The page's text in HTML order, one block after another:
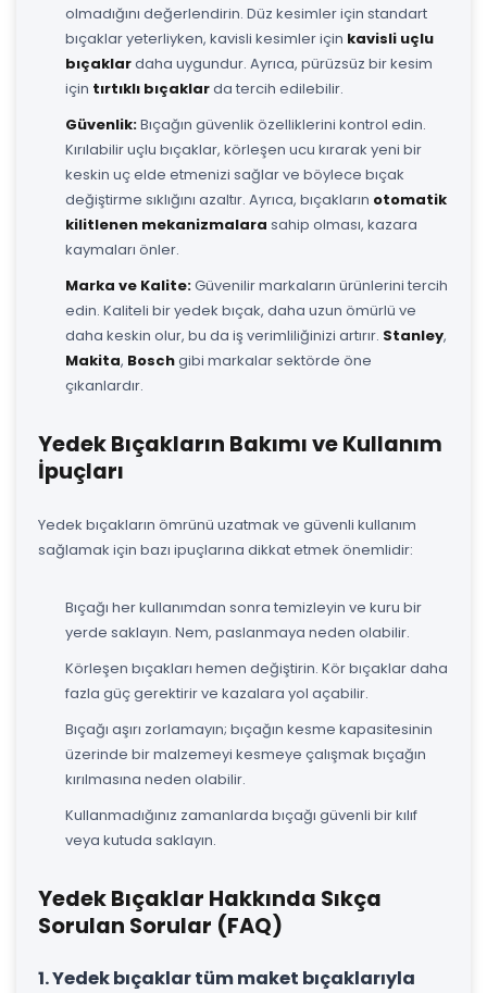
olmadığını değerlendirin. Düz kesimler için standart
bıçaklar yeterliyken, kavisli kesimler için kavisli uçlu
bıçaklardaha uygundur. Ayrıca, pürüzsüz bir kesim
için tırtıklı bıçaklarda tercih edilebilir.
Güvenlik:Bıçağın güvenlik özelliklerini kontrol edin.
Kırılabilir uçlu bıçaklar, körleşen ucu kırarak yeni bir
keskin uç elde etmenizi sağlar ve böylece bıçak
değiştirme sıklığını azaltır. Ayrıca, bıçakların otomatik
kilitlenen mekanizmalara sahip olması, kazara
kaymaları önler.
Marka ve Kalite:Güvenilir markaların ürünlerini tercih
edin. Kaliteli bir yedek bıçak, daha uzun ömürlü ve
daha keskin olur, bu da iş verimliliğinizi artırır. Stanley,
Makita, Boschgibi markalar sektörde öne
çıkanlardır.
Yedek Bıçakların Bakımı ve Kullanım
İpuçları
Yedek bıçakların ömrünü uzatmak ve güvenli kullanım
sağlamak için bazı ipuçlarına dikkat etmek önemlidir:
Bıçağı her kullanımdan sonra temizleyin ve kuru bir
yerde saklayın. Nem, paslanmaya neden olabilir.
Körleşen bıçakları hemen değiştirin. Kör bıçaklar daha
fazla güç gerektirir ve kazalara yol açabilir.
Bıçağı aşırı zorlamayın; bıçağın kesme kapasitesinin
üzerinde bir malzemeyi kesmeye çalışmak bıçağın
kırılmasına neden olabilir.
Kullanmadığınız zamanlarda bıçağı güvenli bir kılıf
veya kutuda saklayın.
Yedek Bıçaklar Hakkında Sıkça
Sorulan Sorular (FAQ)
1. Yedek bıçaklar tüm maket bıçaklarıyla